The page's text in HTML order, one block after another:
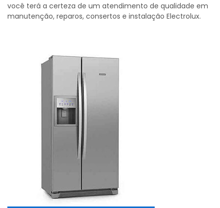
você terá a certeza de um atendimento de qualidade em
manutenção, reparos, consertos e instalação Electrolux.